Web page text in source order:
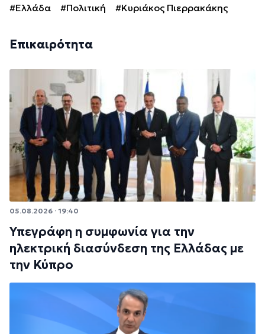
#Ελλάδα #Πολιτική #Κυριάκος Πιερρακάκης
Επικαιρότητα
05.08.2026 · 19:40
Υπεγράφη η συμφωνία για την
ηλεκτρική διασύνδεση της Ελλάδας με
την Κύπρο